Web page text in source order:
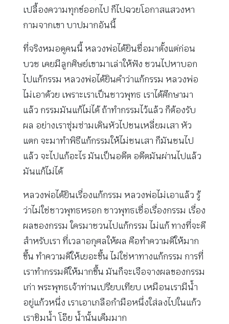
เปลื้องความทุกข์ออกไป ก็ไปฉวยโอกาสแสวงหา
กามจากเขา บาปมากอันนี้
ที่จริงหมอดูคนนี้ หลวงพ่อได้ยินชื่อมาตั้งแต่ก่อน
บวช เคยมีลูกศิษย์เขามาเล่าให้ฟัง ชวนไปหาบอก
ไปแก้กรรม หลวงพ่อได้ยินคำว่าแก้กรรม หลวงพ่อ
ไม่เอาด้วย เพราะเราเป็นชาวพุทธ เราได้ศึกษามา
แล้ว กรรมมันแก้ไม่ได้ ถ้าทำกรรมไว้แล้ว ก็ต้องรับ
ผล อย่างเราซุ่มซ่ามเดินหัวไปชนเหลี่ยมเสา หัว
แตก จะมาทำพิธีแก้กรรมให้ไม่ชนเสา ก็มันชนไป
แล้ว จะไปแก้อะไร มันเป็นอดีต อดีตมันผ่านไปแล้ว
มันแก้ไม่ได้
หลวงพ่อได้ยินเรื่องแก้กรรม หลวงพ่อไม่เอาแล้ว รู้
ว่าไม่ใช่ชาวพุทธหรอก ชาวพุทธเชื่อเรื่องกรรม เรื่อง
ผลของกรรม ใครมาชวนไปแก้กรรม ไม่แก้ ทางที่จะดี
สำหรับเรา ที่เวลาอกุศลให้ผล คือทำความดีให้มาก
ขึ้น ทำความดีให้เยอะขึ้น ไม่ใช่หาทางแก้กรรม การที่
เราทำกรรมดีให้มากขึ้น มันก็จะเจือจางผลของกรรม
เก่า พระพุทธเจ้าท่านเปรียบเทียบ เหมือนเรามีน้ำ
อยู่แก้วหนึ่ง เราเอาเกลือกำมือหนึ่งใส่ลงไปในแก้ว
เราชิมน้ำ โอ๊ย น้ำนั้นเค็มมาก